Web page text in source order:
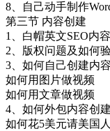
8、自己动手制作
第三节 内容创建
1、白帽英文SEO内
2、版权问题及如何
3、如何自己创建内容
如何用图片做视频
如何用文章做视频
4、如何外包内容创建
如何花5美元请美国